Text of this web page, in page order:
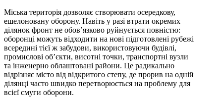
Міська територія дозволяє створювати осередкову,
ешелоновану оборону. Навіть у разі втрати окремих
ділянок фронт не обов’язково руйнується повністю:
оборонці можуть відходити на нові підготовлені рубежі
всередині тієї ж забудови, використовуючи будівлі,
промислові об’єкти, висотні точки, транспортні вузли
та інженерно облаштовані райони. Це радикально
відрізняє місто від відкритого степу, де прорив на одній
ділянці часто швидко перетворюється на проблему для
всієї смуги оборони.